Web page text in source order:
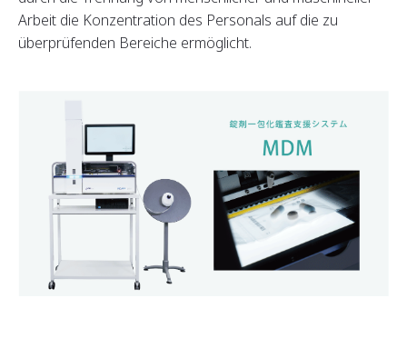
Arbeit die Konzentration des Personals auf die zu
überprüfenden Bereiche ermöglicht.